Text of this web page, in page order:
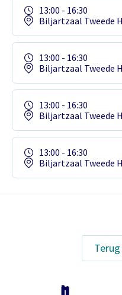
Inloggen
voorstellingen.
waardoor per
13:00 - 16:30
Biljartzaal Tweede
13:00 - 16:30
Biljartzaal Tweede
13:00 - 16:30
Biljartzaal Tweede
13:00 - 16:30
Biljartzaal Tweede